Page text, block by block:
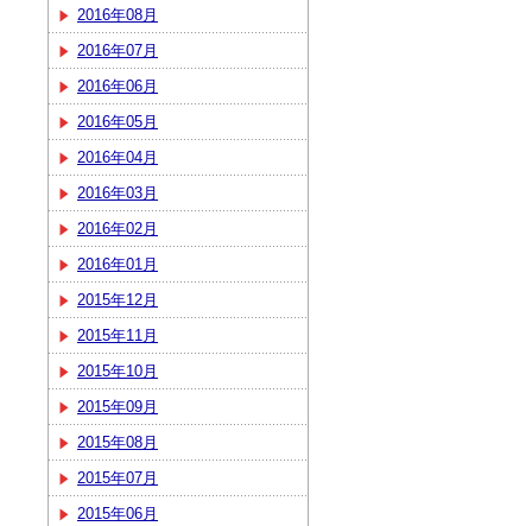
2016年08月
2016年07月
2016年06月
2016年05月
2016年04月
2016年03月
2016年02月
2016年01月
2015年12月
2015年11月
2015年10月
2015年09月
2015年08月
2015年07月
2015年06月